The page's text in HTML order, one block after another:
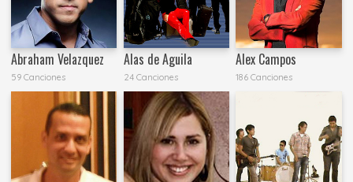
Abraham Velazquez
59 Canciones
Alas de Aguila
24 Canciones
Alex Campos
186 Canciones